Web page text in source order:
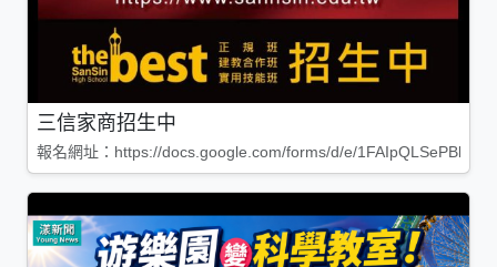
三信家商招生中
報名網址：https://docs.google.com/forms/d/e/